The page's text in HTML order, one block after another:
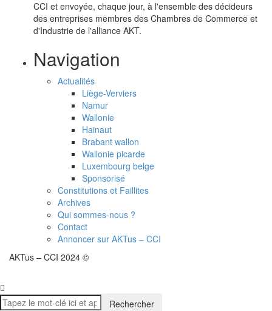
CCI et envoyée, chaque jour, à l'ensemble des décideurs
des entreprises membres des Chambres de Commerce et
d'Industrie de l'alliance AKT.
Navigation
Actualités
Liège-Verviers
Namur
Wallonie
Hainaut
Brabant wallon
Wallonie picarde
Luxembourg belge
Sponsorisé
Constitutions et Faillites
Archives
Qui sommes-nous ?
Contact
Annoncer sur AKTus – CCI
AKTus – CCI 2024 ©